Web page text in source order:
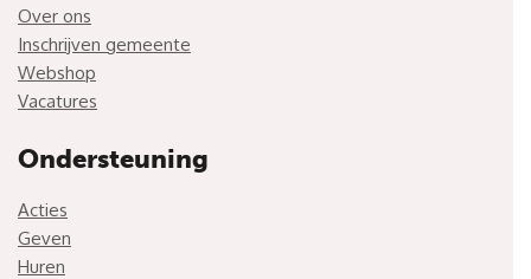
Over ons
Inschrijven gemeente
Webshop
Vacatures
Ondersteuning
Acties
Geven
Huren